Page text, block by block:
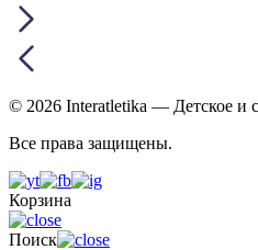
© 2026 Interatletika — Детское и
Все права защищены.
Корзина
Поиск